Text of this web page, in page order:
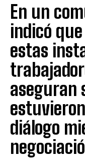
En un
indicó
estas
aseguran
diálogo